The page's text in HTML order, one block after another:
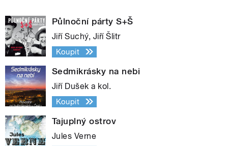
Půlnoční párty S+Š
Jiří Suchý, Jiří Šlitr
Koupit
Sedmikrásky na nebi
Jiří Dušek a kol.
Koupit
Tajuplný ostrov
Jules Verne